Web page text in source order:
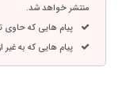
منتشر خواهد شد.
پیام هایی که حاوی
پیام هایی که به غیر